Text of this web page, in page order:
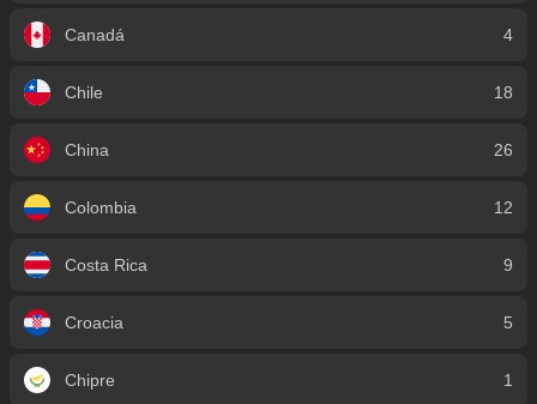
Canadá 4
Chile 18
China 26
Colombia 12
Costa Rica 9
Croacia 5
Chipre 1